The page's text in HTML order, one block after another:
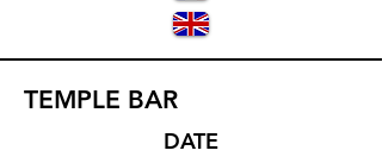
TEMPLE BAR
DATE